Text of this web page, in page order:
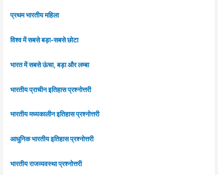
प्रथम भारतीय महिला
विश्व में सबसे बड़ा-सबसे छोटा
भारत में सबसे ऊंचा, बड़ा और लम्बा
भारतीय प्राचीन इतिहास प्रश्नोत्तरी
भारतीय मध्यकालीन इतिहास प्रश्नोत्तरी
आधुनिक भारतीय इतिहास प्रश्नोत्तरी
भारतीय राजव्यवस्था प्रश्नोत्तरी